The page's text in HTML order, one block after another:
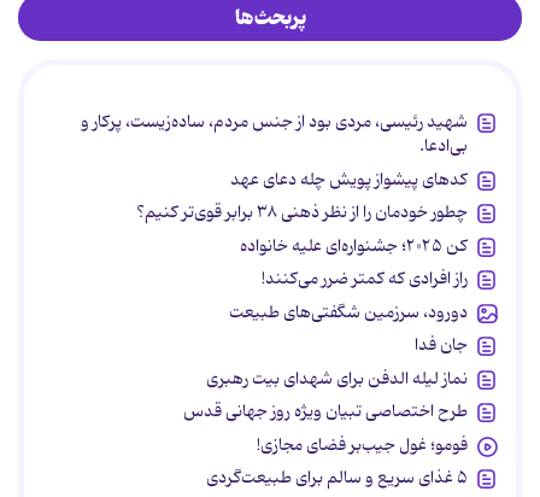
پربحث‌ها
شهید رئیسی، مردی بود از جنس مردم، ساده‌زیست، پرکار و
بی‌ادعا.
کدهای پیشواز پویش چله دعای عهد
چطور خودمان را از نظر ذهنی ۳۸ برابر قوی‌تر کنیم؟
کن ۲۰۲۵؛ جشنواره‌ای علیه خانواده
راز افرادی که کمتر ضرر می‌کنند!
دورود، سرزمین شگفتی‌های طبیعت
جان فدا
نماز لیله الدفن برای شهدای بیت رهبری
طرح اختصاصی تبیان ویژه روز جهانی قدس
فومو؛ غول جیب‌بر فضای مجازی!
۵ غذای سریع و سالم برای طبیعت‌گردی